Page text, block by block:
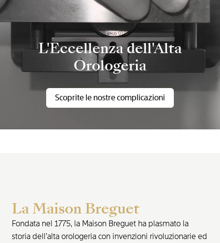
L'Eccellenza dell'Alta
Orologeria
Scoprite le nostre complicazioni
La Maison Breguet
Fondata nel 1775, la Maison Breguet ha plasmato la
storia dell’alta orologeria con invenzioni rivoluzionarie ed